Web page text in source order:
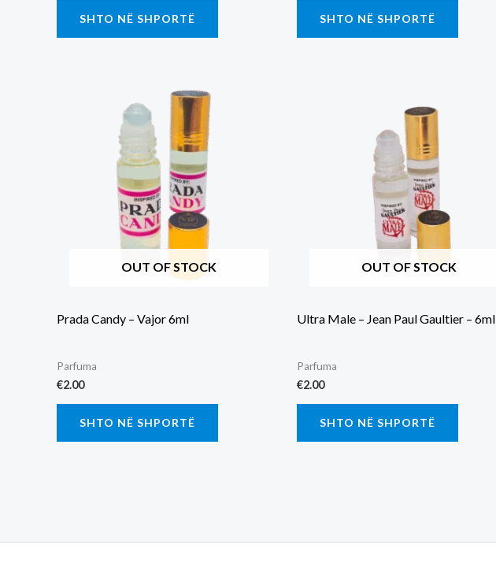
SHTO NË SHPORTË SHTO NË SHPORTË
OUT OF STOCK
Prada Candy – Vajor 6ml
Parfuma
€2.00
SHTO NË SHPORTË
OUT OF STOCK
Ultra Male – Jean Paul Gaultier – 6ml
Parfuma
€2.00
SHTO NË SHPORTË